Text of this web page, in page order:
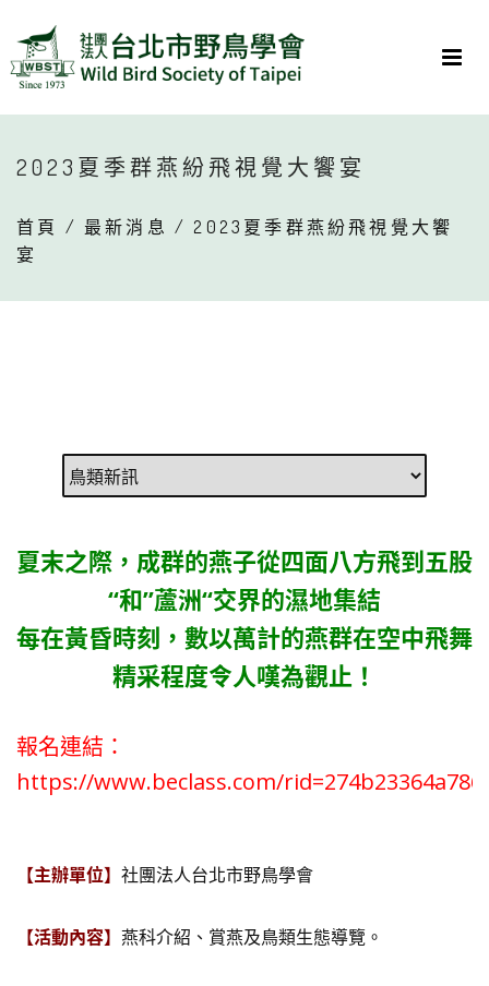
2023夏季群燕紛飛視覺大饗宴
首頁 / 最新消息 / 2023夏季群燕紛飛視覺大饗
宴
夏末之際，成群的燕子從四面八方飛到五股
“和”蘆洲“交界的濕地集結
每在黃昏時刻，數以萬計的燕群在空中飛舞
精采程度令人嘆為觀止！
報名連結：
https://www.beclass.com/
【主辦單位】 社團法人台北市野鳥學會
【活動內容】 燕科介紹、賞燕及鳥類生態導覽。